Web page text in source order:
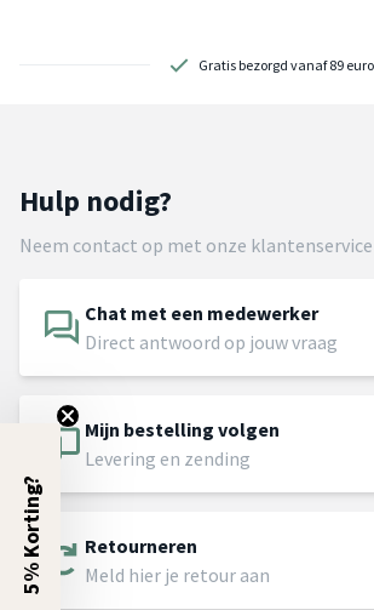
Gratis bezorgd vanaf 89 euro
Hulp nodig?
Neem contact op met onze klantenservice
Chat met een medewerker
Direct antwoord op jouw vraag
Mijn bestelling volgen
Levering en zending
Retourneren
Meld hier je retour aan
5% Korting?